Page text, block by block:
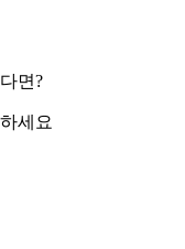
면?
세요